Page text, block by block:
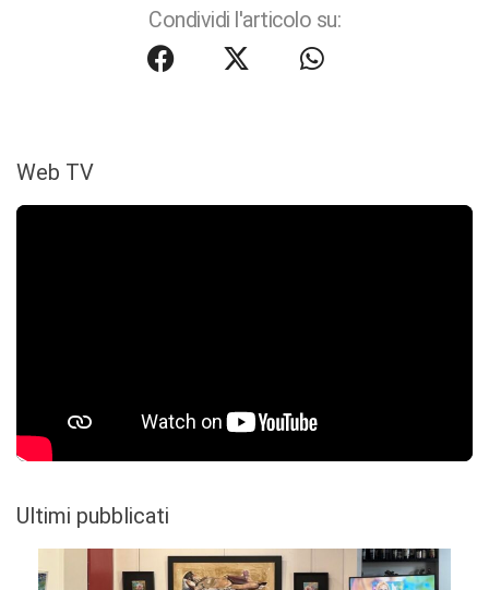
Condividi l'articolo su:
Web TV
Ultimi pubblicati